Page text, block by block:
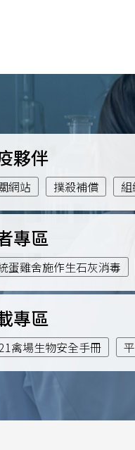
夥伴
網站 撲殺補償
專區
蛋雞舍施作生石灰消毒
專區
禽場生物安全手冊